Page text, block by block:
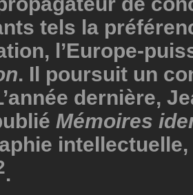
tels la
l’Europe-
. Il poursuit un
dernière,
Mémoires
.